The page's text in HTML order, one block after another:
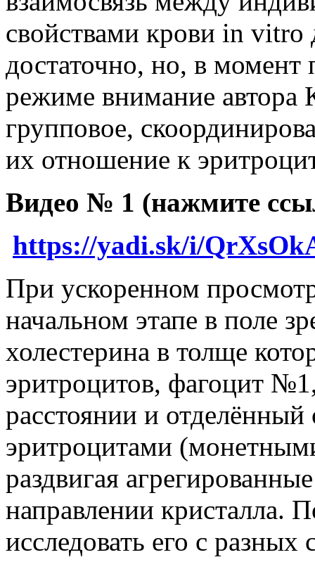
свойствами крови in vitro
достаточно, но, в момент
режиме внимание
групповое,
их отношение к
Видео № 1 (нажмите
https://yadi.sk/i/
При ускоренном
начальном этапе в поле
холестерина в толще
эритроцитов, фагоцит
расстоянии и
эритроцитами
раздвигая
направлении кристалла.
исследовать его с